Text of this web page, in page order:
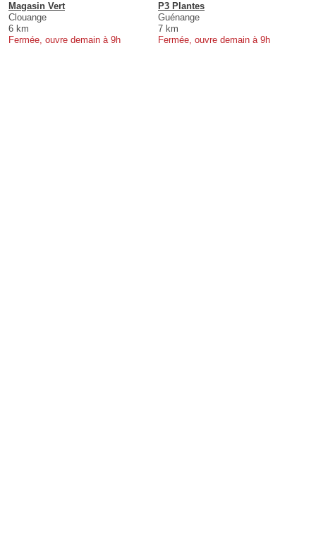
Magasin Vert
Clouange
6 km
Fermée, ouvre demain à 9h
P3 Plantes
Guénange
7 km
Fermée, ouvre demain à 9h